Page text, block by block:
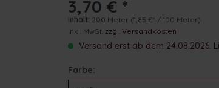
3,70 € *
Inhalt: 200 Meter (1,85 €* / 100 Meter)
inkl. MwSt.zzgl. Versandkosten
Versand erst ab dem 24.08.2026.
Farbe: